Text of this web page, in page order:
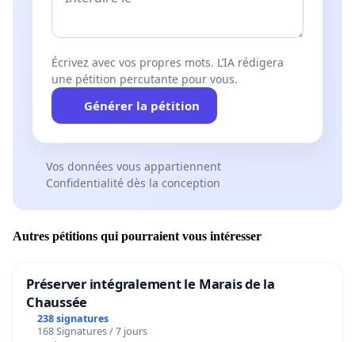
Écrivez avec vos propres mots. L’IA rédigera
une pétition percutante pour vous.
Générer la pétition
Vos données vous appartiennent
Confidentialité dès la conception
Autres pétitions qui pourraient vous intéresser
Préserver intégralement le Marais de la
Chaussée
238 signatures
168 Signatures / 7 jours